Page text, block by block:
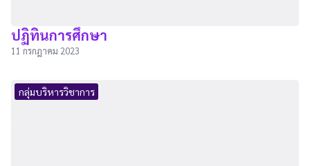
ปฏิทินการศึกษา
11 กรกฎาคม 2023
กลุ่มบริหารวิชาการ